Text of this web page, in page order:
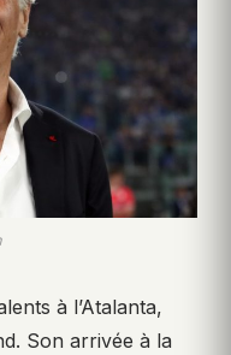
à l’Atalanta,
Son arrivée à la